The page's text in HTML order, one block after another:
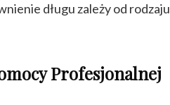
długu zależy od
Profesjonalnej